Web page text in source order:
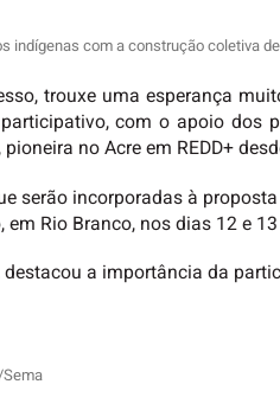
indígenas com a construção coletiva
trouxe uma esperança
com o apoio dos
no Acre em REDD+
serão incorporadas à
Rio Branco, nos dias 12 e
a importância da